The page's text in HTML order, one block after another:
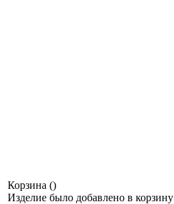
Корзина ()
Изделие было добавлено в корзину